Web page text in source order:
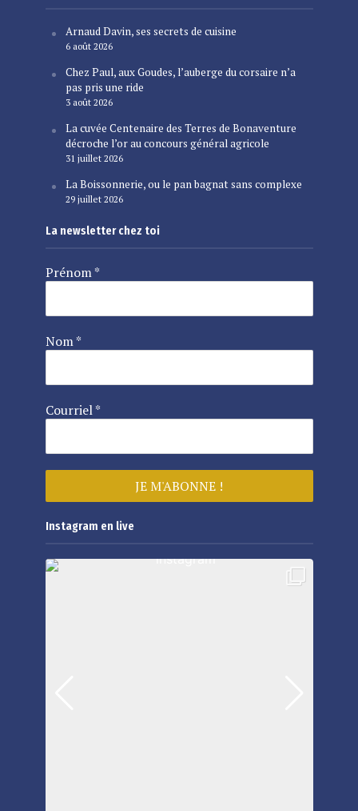
Arnaud Davin, ses secrets de cuisine
6 août 2026
Chez Paul, aux Goudes, l’auberge du corsaire n’a
pas pris une ride
3 août 2026
La cuvée Centenaire des Terres de Bonaventure
décroche l’or au concours général agricole
31 juillet 2026
La Boissonnerie, ou le pan bagnat sans complexe
29 juillet 2026
La newsletter chez toi
Prénom*
Nom*
Courriel*
Instagram en live